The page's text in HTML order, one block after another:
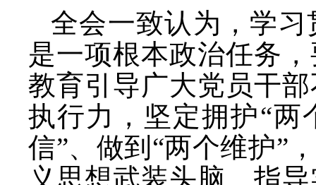
全会一致认为，学
是一项根本政治任务
教育引导广大党员干
执行力，坚定拥护“两
信”、做到“两个维护”
义思想武装头脑、指